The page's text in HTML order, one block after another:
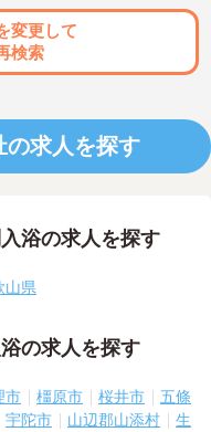
変更して
検索
の求人を探す
浴の求人を探す
山県
の求人を探す
市 橿原市 桜井市
五條
宇陀市 山辺郡山添村
生